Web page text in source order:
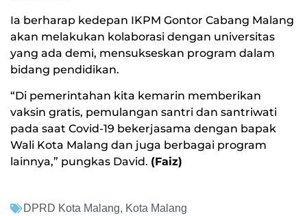
Ia berharap kedepan IKPM Gontor Cabang Malang
akan melakukan kolaborasi dengan universitas
yang ada demi, mensukseskan program dalam
bidang pendidikan.
“Di pemerintahan kita kemarin memberikan
vaksin gratis, pemulangan santri dan santriwati
pada saat Covid-19 bekerjasama dengan bapak
Wali Kota Malang dan juga berbagai program
lainnya,” pungkas David. (Faiz)
DPRD Kota Malang, Kota Malang